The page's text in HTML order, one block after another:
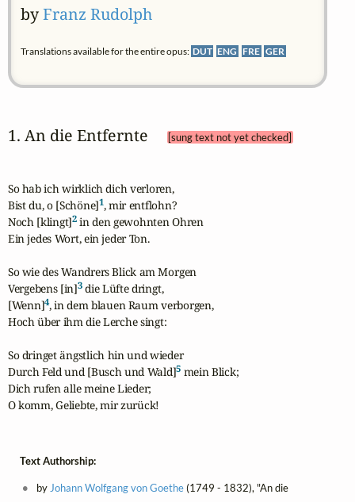
byFranz Rudolph
Translations available for the entire opus: DUT ENG FRE GER
1. An die Entfernte [sung text not yet checked]
So hab ich wirklich dich verloren,
Bist du, o [Schöne]1, mir entflohn?
Noch [klingt]2 in den gewohnten Ohren
Ein jedes Wort, ein jeder Ton.
So wie des Wandrers Blick am Morgen
Vergebens [in]3 die Lüfte dringt,
[Wenn]4, in dem blauen Raum verborgen,
Hoch über ihm die Lerche singt:
So dringet ängstlich hin und wieder
Durch Feld und [Busch und Wald]5 mein Blick;
Dich rufen alle meine Lieder;
O komm, Geliebte, mir zurück!
Text Authorship:
by Johann Wolfgang von Goethe(1749 - 1832), "An die